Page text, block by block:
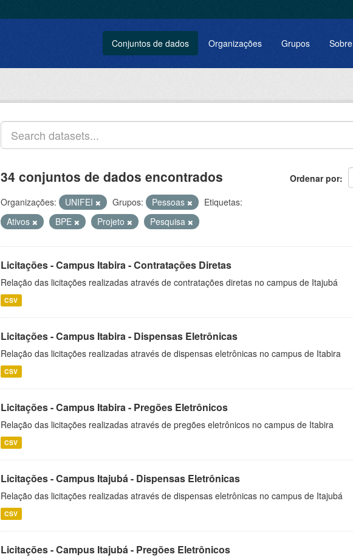
Conjuntos de dados Organizações Grupos Sobre
Ordenar por
34 conjuntos de dados encontrados
Organizações: UNIFEI Grupos: Pessoas
Etiquetas:
Ativos
BPE Projeto Pesquisa
Licitações - Campus Itabira - Contratações Diretas
Relação das licitações realizadas através de contratações diretas no campus de Itajubá
CSV
Licitações - Campus Itabira - Dispensas Eletrônicas
Relação das licitações realizadas através de dispensas eletrônicas no campus de Itabira
CSV
Licitações - Campus Itabira - Pregões Eletrônicos
Relação das licitações realizadas através de pregões eletrônicos no campus de Itabira
CSV
Licitações - Campus Itajubá - Dispensas Eletrônicas
Relação das licitações realizadas através de dispensas eletrônicas no campus de Itajubá
CSV
Licitações - Campus Itajubá - Pregões Eletrônicos